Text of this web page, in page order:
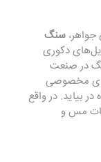
سنگ
دکوری
در صنعت
مخصوصی
بیاید. در واقع
مس و